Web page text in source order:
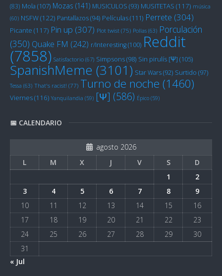
(83) Mola (107) Mozas (141) MUSICULOS (93) MUSITETAS (117) música
(60) NSFW(122) Pantallazos(94) Películas(111) Perrete (304)
Picante (117) Pin up (307) Plot twist (75) Pollas (63) Porculación
(350) Quake FM (242) r/Interesting(100) Reddit
(7858) Satisfactorio (67) Simpsons(98) Sin pirulís [Ψ] (105)
SpanishMeme (3101) Star Wars(92) Surtido (97)
Tessa (63) That's racist! (77) Turno de noche (1460)
Viernes(116) Yanquilandia (59) [Ψ] (586) Épico (59)
📅 CALENDARIO
agosto 2026
L
M X J V S
D
1
2
3
4 5 6 7 8
9
10
11 12 13 14 15
16
17
18 19 20 21 22
23
24
25 26 27 28 29
30
31
« Jul